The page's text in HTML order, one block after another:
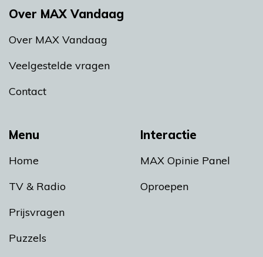
Menu
Home
TV & Radio
Prijsvragen
Puzzels
Interactie
MAX Opinie Panel
Oproepen
Over MAX Vandaag
Over MAX Vandaag
Veelgestelde vragen
Contact